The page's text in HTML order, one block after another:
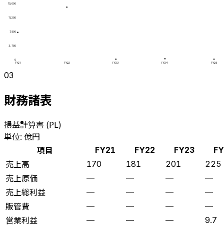
0
3,750
7,500
11,250
15,000
FY21 FY22 FY23 FY24 FY25
03
財務諸表
損益計算書 (PL)
単位: 億円
項目
FY21 FY22 FY23
売上高 170 181 201 225
売上原価 — — — —
売上総利益 — — — —
販管費 — — — —
営業利益 — — — 9.7